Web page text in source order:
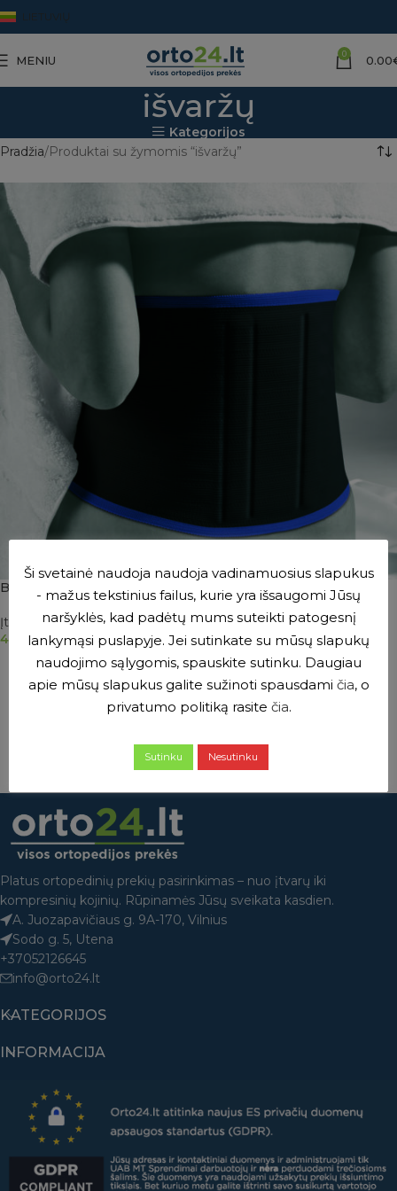
LIETUVIŲ
MENIU 0 0.00
išvaržų
Kategorijos
Pradžia Produktai su žymomis “išvaržų”
BORT ActiveColor nugaros įtvaras
Įtvarai
Nugaros įtvarai
40.00€
PASIRINKTI SAVYBES
Platus ortopedinių prekių pasirinkimas – nuo įtvarų iki
kompresinių kojinių. Rūpinamės Jūsų sveikata kasdien.
A. Juozapavičiaus g. 9A-170, Vilnius
Sodo g. 5, Utena
+37052126645
info@orto24.lt
KATEGORIJOS
INFORMACIJA
Ši svetainė naudoja naudoja vadinamuosius slapukus
- mažus tekstinius failus, kurie yra išsaugomi Jūsų
naršyklės, kad padėtų mums suteikti patogesnį
lankymąsi puslapyje. Jei sutinkate su mūsų slapukų
naudojimo sąlygomis, spauskite sutinku. Daugiau
apie mūsų slapukus galite sužinoti spausdami čia, o
privatumo politiką rasite čia.
Sutinku Nesutinku